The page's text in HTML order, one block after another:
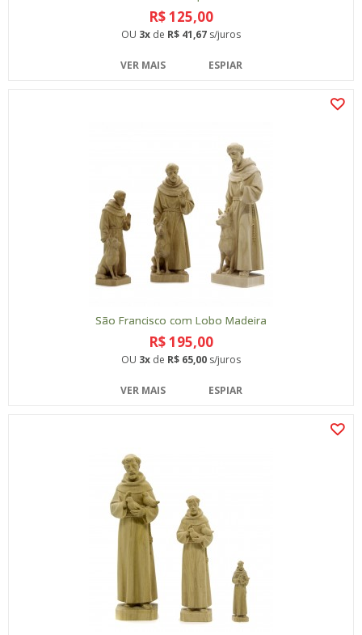
R$ 125,00
OU 3x de R$ 41,67 s/juros
VER MAIS ESPIAR
São Francisco com Lobo Madeira
R$ 195,00
OU 3x de R$ 65,00 s/juros
VER MAIS ESPIAR